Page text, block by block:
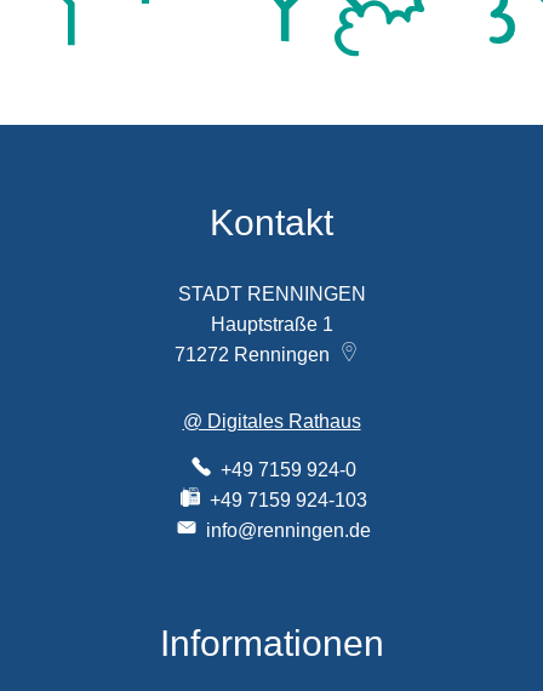
Kontakt
STADT RENNINGEN
Hauptstraße 1
71272 Renningen
@ Digitales Rathaus
+49 7159 924-0
+49 7159 924-103
info@renningen.de
Informationen